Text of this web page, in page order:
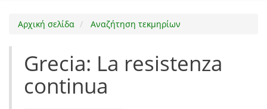
Αρχική σελίδα Αναζήτηση τεκμηρίων
Grecia: La resistenza
continua